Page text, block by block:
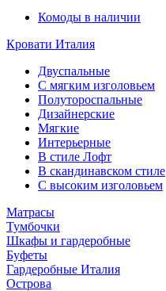
Комоды в наличии
Кровати Италия
Двуспальные
С мягким изголовьем
Полутороспальные
Дизайнерские
Мягкие
Интерьерные
В стиле Лофт
В скандинавском стиле
С высоким изголовьем
Матрасы
Тумбочки
Шкафы и гардеробные
Буфеты
Гардеробные Италия
Острова